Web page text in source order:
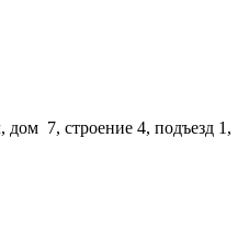
дом 7, строение 4, подъезд 1,